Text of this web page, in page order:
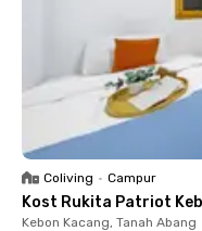
Coliving • Campur
Kost Rukita Patriot
Kebon Kacang, Tanah Abang